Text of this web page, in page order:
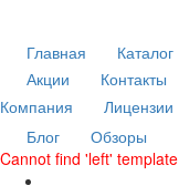
Главная Каталог
Акции
Контакты
Компания
Лицензии
Блог
Обзоры
Cannot find 'left'